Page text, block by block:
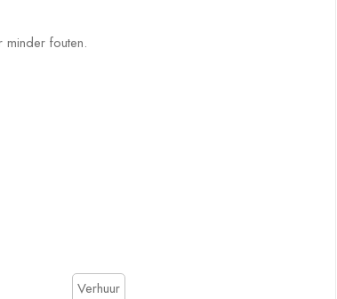
fouten.
Verhuur